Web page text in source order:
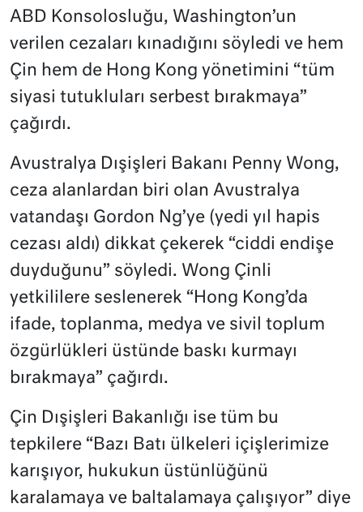
ABD Konsolosluğu, Washington’un
verilen cezaları kınadığını söyledi ve hem
Çin hem de Hong Kong yönetimini “tüm
siyasi tutukluları serbest bırakmaya”
çağırdı.
Avustralya Dışişleri Bakanı Penny Wong,
ceza alanlardan biri olan Avustralya
vatandaşı Gordon Ng’ye (yedi yıl hapis
cezası aldı) dikkat çekerek “ciddi endişe
duyduğunu” söyledi. Wong Çinli
yetkililere seslenerek “Hong Kong’da
ifade, toplanma, medya ve sivil toplum
özgürlükleri üstünde baskı kurmayı
bırakmaya” çağırdı.
Çin Dışişleri Bakanlığı ise tüm bu
tepkilere “Bazı Batı ülkeleri içişlerimize
karışıyor, hukukun üstünlüğünü
karalamaya ve baltalamaya çalışıyor” diye